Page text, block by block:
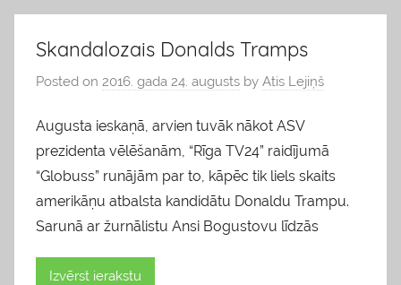
l
g
s
Skandalozais Donalds Tramps
Posted on 2016. gada 24. augusts by Atis Lejiņš
Augusta ieskaņā, arvien tuvāk nākot ASV
prezidenta vēlēšanām, “Rīga TV24” raidījumā
“Globuss” runājām par to, kāpēc tik liels skaits
amerikāņu atbalsta kandidātu Donaldu Trampu.
Sarunā ar žurnālistu Ansi Bogustovu līdzās
Izvērst ierakstu